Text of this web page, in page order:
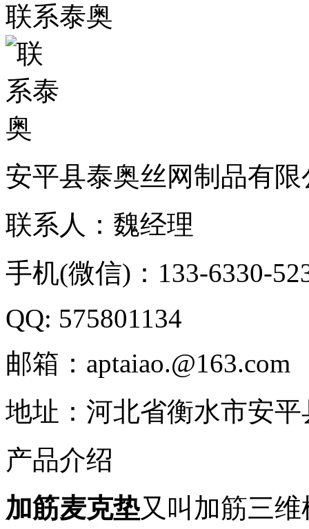
联系泰奥
安平县泰奥丝网制品有限
联系人：魏经理
手机(微信)：133-6330-
QQ: 575801134
邮箱：aptaiao.@163.com
地址：河北省衡水市安
产品介绍
加筋麦克垫又叫加筋三